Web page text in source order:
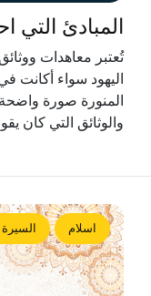
المبادئ التي
تُعتبر معاهدات
اليهود سواء أكانت
المنورة صورة
والوثائق التي كان
اسلام السيرة